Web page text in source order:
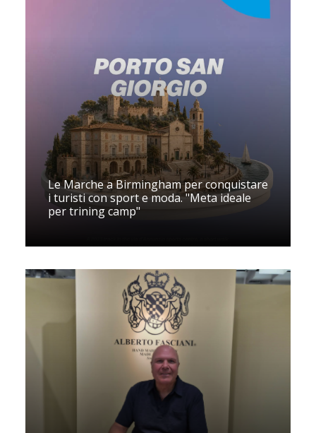
Le Marche a Birmingham per conquistare
i turisti con sport e moda. "Meta ideale
per trining camp"